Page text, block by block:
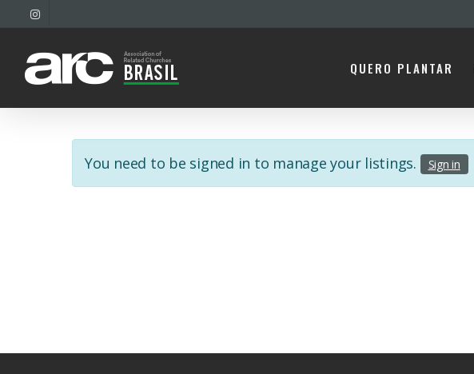
to
main
content
INSTAGRAM
QUERO PLANTAR
You need to be signed in to manage your listings. Sign in